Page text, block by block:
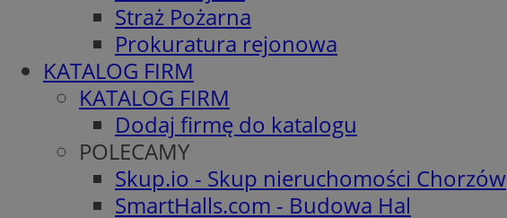
Straż Pożarna
Prokuratura rejonowa
KATALOG FIRM
KATALOG FIRM
Dodaj firmę do katalogu
POLECAMY
Skup.io - Skup nieruchomości Chorzów
SmartHalls.com - Budowa Hal